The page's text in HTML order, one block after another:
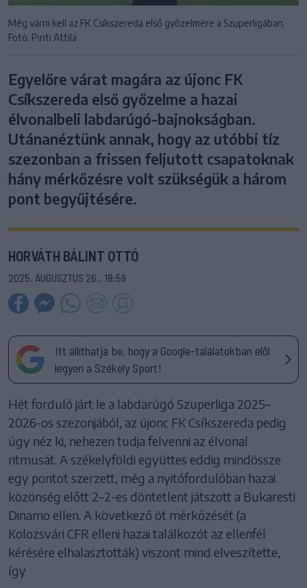
Még várni kell az FK Csíkszereda első győzelmére a Szuperligában.
Fotó: Pinti Attila
Egyelőre várat magára az újonc FK
Csíkszereda első győzelme a hazai
élvonalbeli labdarúgó-bajnokságban.
Utánanéztünk annak, hogy az utóbbi tíz
szezonban a frissen feljutott csapatoknak
hány mérkőzésre volt szükségük a három
pont begyűjtésére.
HORVÁTH BÁLINT OTTÓ
2025. AUGUSZTUS 26., 18:59
Itt állíthatja be, hogy a Google-találatokban elöl
legyen a Székely Sport!
Hét forduló járt le a labdarúgó Szuperliga 2025–
2026-os szezonjából, az újonc FK Csíkszereda pedig
úgy néz ki, nehezen tudja felvenni az élvonal
ritmusát. A székelyföldi együttes eddig mindössze
egy pontot szerzett, még a nyitófordulóban hazai
közönség előtt 2–2-es döntetlent játszott a Bukaresti
Dinamo ellen. A következő öt mérkőzését (a
Kolozsvári CFR elleni hazai találkozót az ellenfél
kérésére elhalasztották) viszont mind elveszítette,
így